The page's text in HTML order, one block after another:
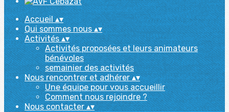
Accueil▴▾
Qui sommes nous▴▾
Activités▴▾
Activités proposées et leurs animateurs
bénévoles
semainier des activités
Nous rencontrer et adhérer▴▾
Une équipe pour vous accueillir
Comment nous rejoindre ?
Nous contacter▴▾